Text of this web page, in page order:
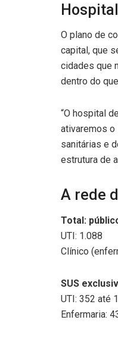
O plano de
capital, que
cidades que
dentro do
“O hospital
ativaremos o
sanitárias e
estrutura de
A rede
Total:
UTI: 1.088
Clínico
SUS
UTI: 352 até
Enfermaria: